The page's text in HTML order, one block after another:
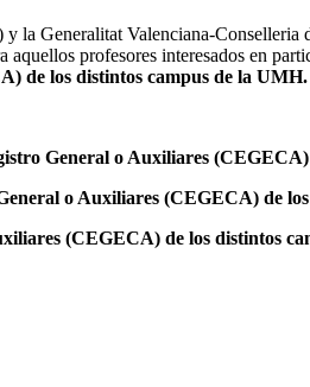
Generalitat Valenciana-Conselleria
profesores interesados en
de los distintos campus de la UMH.
General o Auxiliares
o Auxiliares (CEGECA) de
(CEGECA) de los distintos